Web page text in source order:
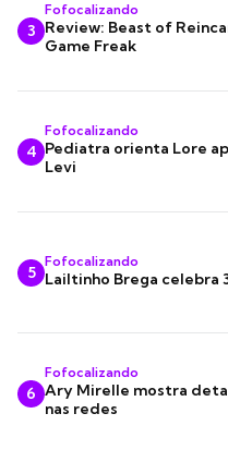
3
Fofocalizando
Review: Beast of
Game Freak
4
Fofocalizando
Pediatra orienta Lore
Levi
5
Fofocalizando
Lailtinho Brega celebra
6
Fofocalizando
Ary Mirelle mostra
nas redes